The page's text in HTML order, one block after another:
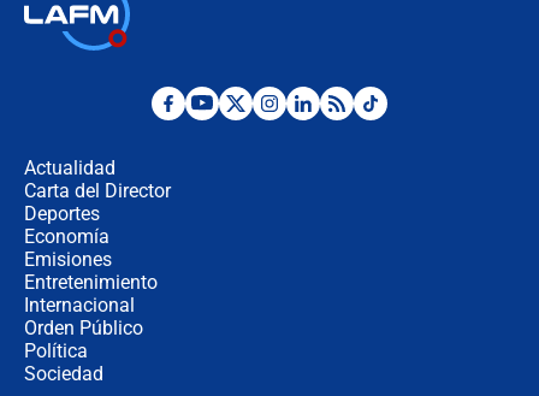
Desde dermatitis hasta infecciones:
Actualidad
Carta del Director
Deportes
Economía
Emisiones
Entretenimiento
Internacional
Orden Público
Política
Sociedad